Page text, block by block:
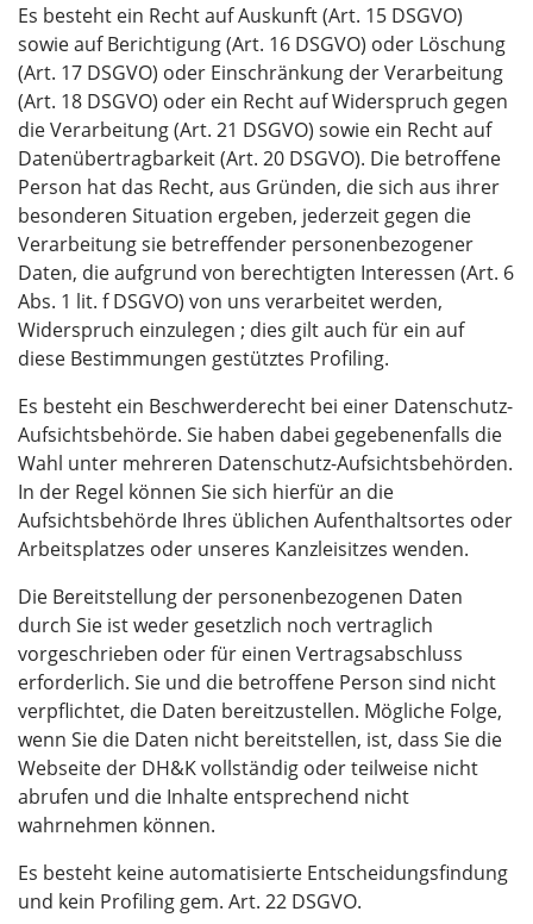
Es besteht ein Recht auf Auskunft (Art. 15 DSGVO)
sowie auf Berichtigung (Art. 16 DSGVO) oder Löschung
(Art. 17 DSGVO) oder Einschränkung der Verarbeitung
(Art. 18 DSGVO) oder ein Recht auf Widerspruch gegen
die Verarbeitung (Art. 21 DSGVO) sowie ein Recht auf
Datenübertragbarkeit (Art. 20 DSGVO). Die betroffene
Person hat das Recht, aus Gründen, die sich aus ihrer
besonderen Situation ergeben, jederzeit gegen die
Verarbeitung sie betreffender personenbezogener
Daten, die aufgrund von berechtigten Interessen (Art. 6
Abs. 1 lit. f DSGVO) von uns verarbeitet werden,
Widerspruch einzulegen ; dies gilt auch für ein auf
diese Bestimmungen gestütztes Profiling.
Es besteht ein Beschwerderecht bei einer Datenschutz-
Aufsichtsbehörde. Sie haben dabei gegebenenfalls die
Wahl unter mehreren Datenschutz-Aufsichtsbehörden.
In der Regel können Sie sich hierfür an die
Aufsichtsbehörde Ihres üblichen Aufenthaltsortes oder
Arbeitsplatzes oder unseres Kanzleisitzes wenden.
Die Bereitstellung der personenbezogenen Daten
durch Sie ist weder gesetzlich noch vertraglich
vorgeschrieben oder für einen Vertragsabschluss
erforderlich. Sie und die betroffene Person sind nicht
verpflichtet, die Daten bereitzustellen. Mögliche Folge,
wenn Sie die Daten nicht bereitstellen, ist, dass Sie die
Webseite der DH&K vollständig oder teilweise nicht
abrufen und die Inhalte entsprechend nicht
wahrnehmen können.
Es besteht keine automatisierte Entscheidungsfindung
und kein Profiling gem. Art. 22 DSGVO.